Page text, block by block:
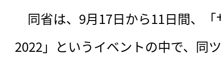
同省は、9月17日から11日間、「
2022」というイベントの中で、同